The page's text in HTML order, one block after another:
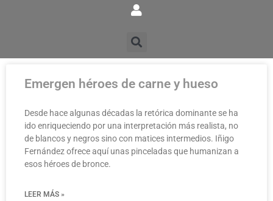
Emergen héroes de carne y hueso
Desde hace algunas décadas la retórica dominante se ha
ido enriqueciendo por una interpretación más realista, no
de blancos y negros sino con matices intermedios. Iñigo
Fernández ofrece aquí unas pinceladas que humanizan a
esos héroes de bronce.
LEER MÁS »